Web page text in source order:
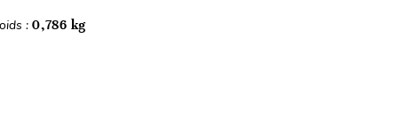
:0,786 kg